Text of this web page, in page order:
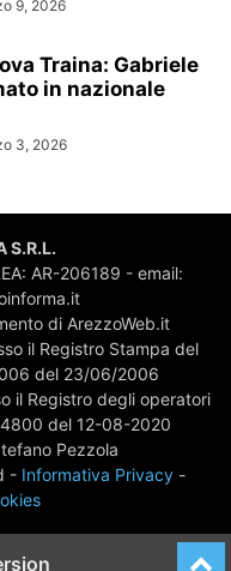
9, 2026
Traina: Gabriele
in nazionale
3, 2026
S.R.L.
AR-206189 - email:
di ArezzoWeb.it
il Registro Stampa del
del 23/06/2006
il Registro degli operatori
del 12-08-2020
Pezzola
- Informativa Privacy-